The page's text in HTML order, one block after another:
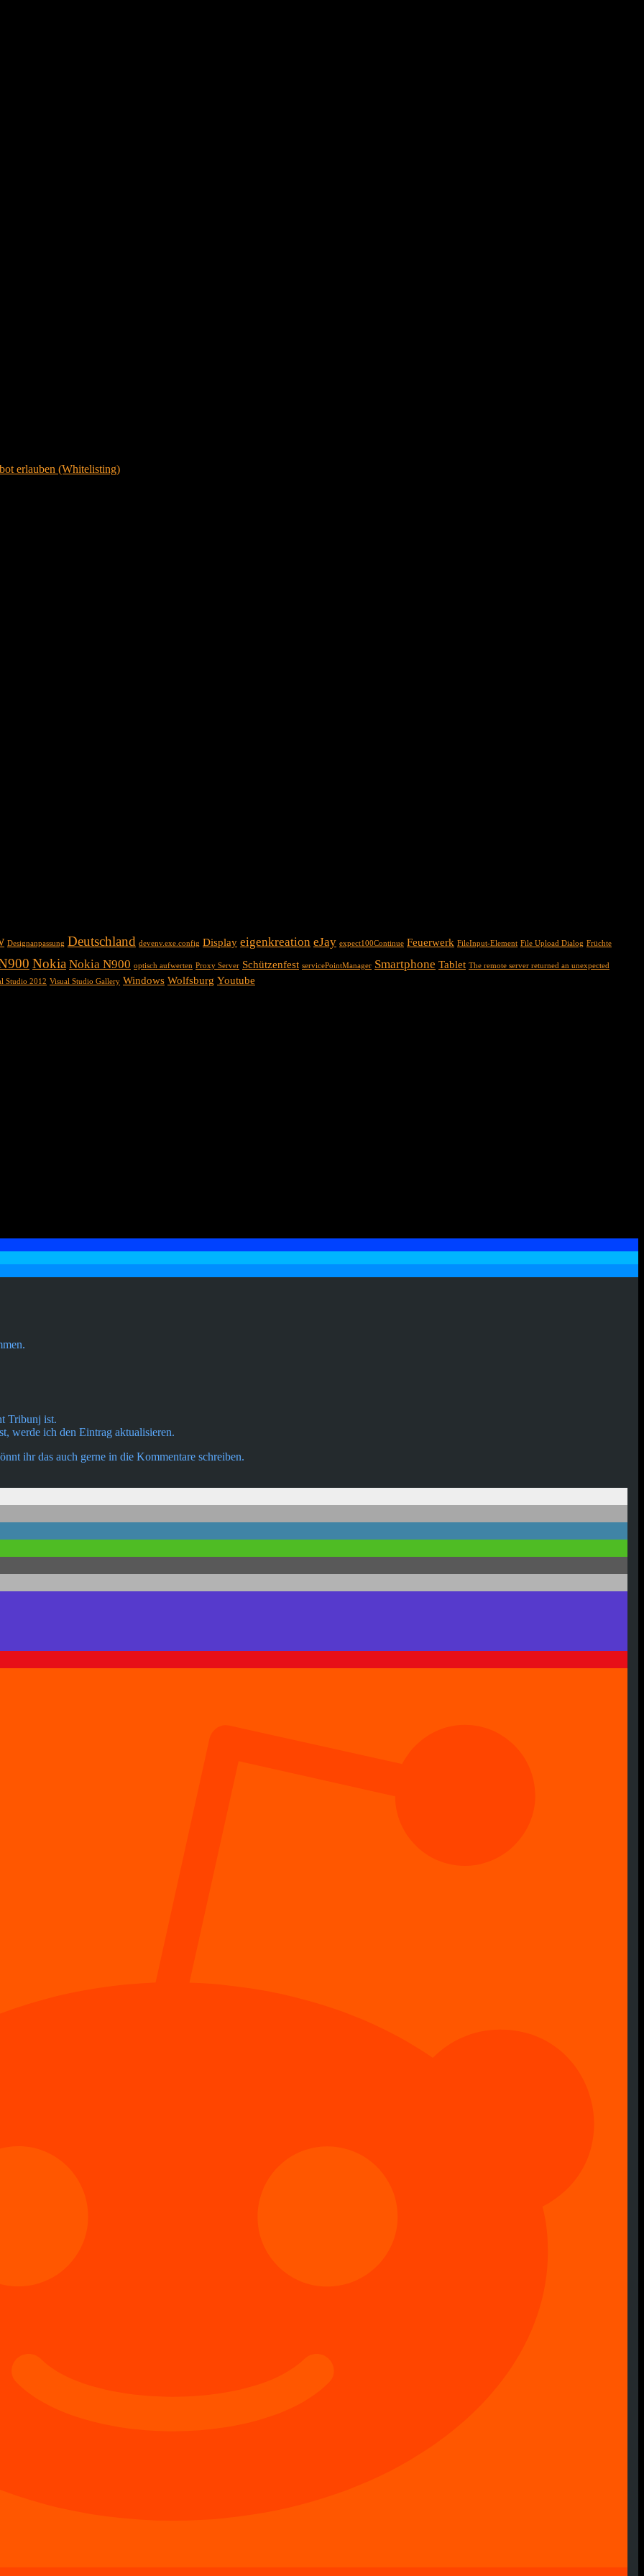
erlauben (Whitelisting)
Designanpassung Deutschland devenv.exe.config Display eigenkreation eJay expect100Continue Feuerwerk FileInput-Element File Upload Dialog Früchte
Nokia Nokia N900 optisch aufwerten Proxy Server Schützenfest servicePointManager Smartphone Tablet The remote server returned an unexpected
Studio 2012 Visual Studio Gallery Windows Wolfsburg Youtube
Tribunj ist.
werde ich den Eintrag aktualisieren.
ihr das auch gerne in die Kommentare schreiben.